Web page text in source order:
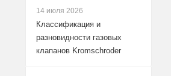
14 июля 2026
Классификация и
разновидности газовых
клапанов Kromschroder